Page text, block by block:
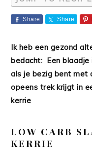
Share Share
Ik heb een gezond
bedacht: Een blaadje
als je bezig bent met
opeens trek krijgt in
kerrie
LOW CARB
KERRIE